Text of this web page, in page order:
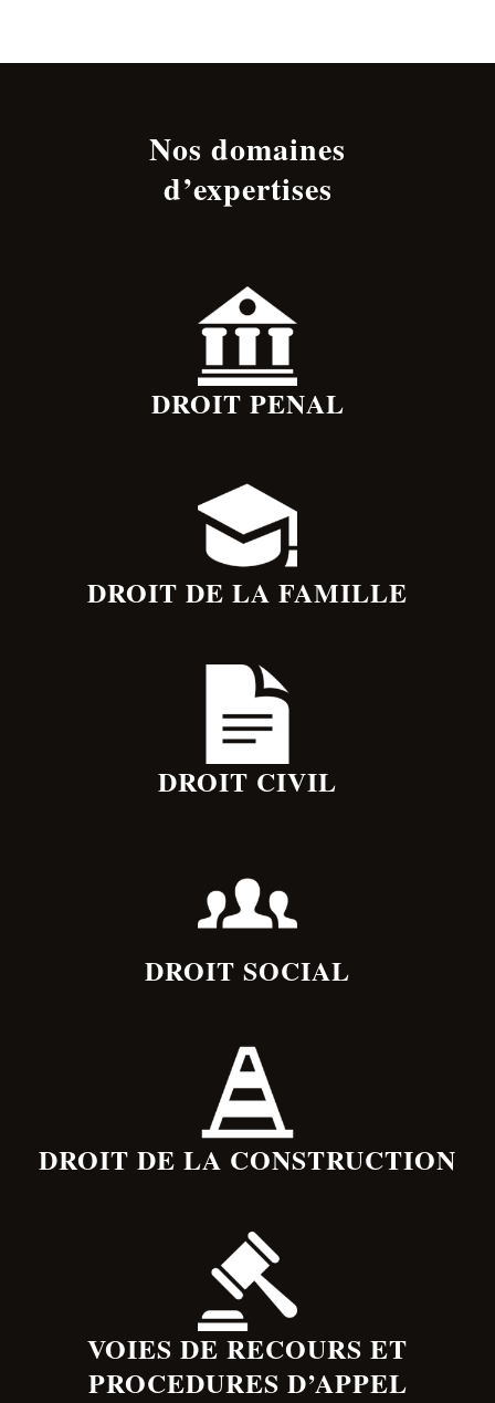
Nos domaines
d’expertises
DROIT PENAL
DROIT DE LA FAMILLE
DROIT CIVIL
DROIT SOCIAL
DROIT DE LA CONSTRUCTION
VOIES DE RECOURS ET
PROCEDURES D’APPEL